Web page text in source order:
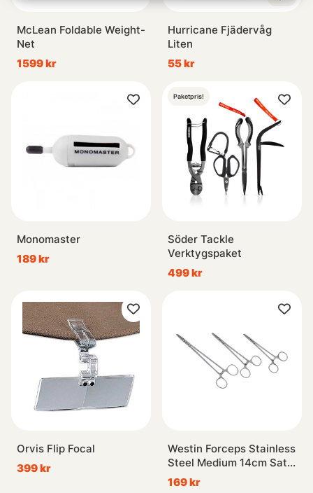
McLean Foldable Weight-
Net
1599 kr
Hurricane Fjädervåg
Liten
55 kr
Monomaster
189 kr
Paketpris!
Söder Tackle
Verktygspaket
499 kr
Orvis Flip Focal
399 kr
Westin Forceps Stainless
Steel Medium 14cm Satin
Finish
169 kr